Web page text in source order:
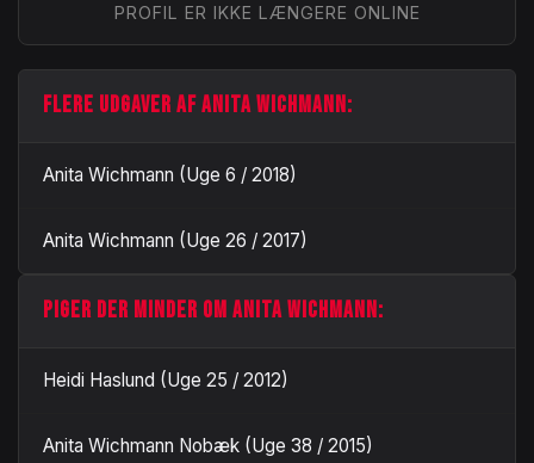
PROFIL ER IKKE LÆNGERE ONLINE
FLERE UDGAVER AF ANITA WICHMANN:
Anita Wichmann (Uge 6 / 2018)
Anita Wichmann (Uge 26 / 2017)
PIGER DER MINDER OM ANITA WICHMANN:
Heidi Haslund (Uge 25 / 2012)
Anita Wichmann Nobæk (Uge 38 / 2015)